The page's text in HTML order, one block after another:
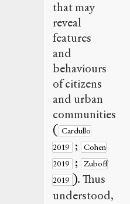
that may
reveal
features
and
behaviours
of citizens
and urban
communities
( Cardullo
2019
;
Cohen
2019
;
Zuboff
2019 ). Thus
understood,